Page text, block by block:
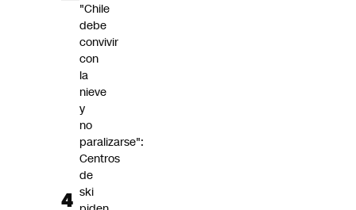
"Chile
debe
convivir
con
la
nieve
y
no
paralizarse":
Centros
de
ski